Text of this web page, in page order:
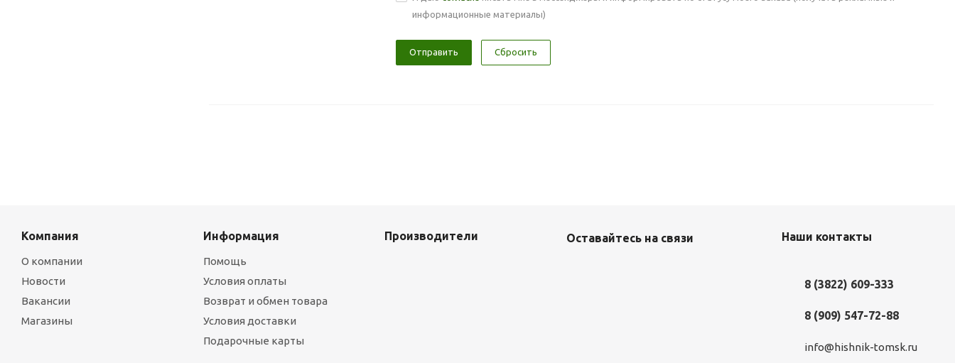
информационные материалы)
Сбросить
Компания
О компании
Новости
Вакансии
Магазины
Информация
Помощь
Условия оплаты
Возврат и обмен товара
Условия доставки
Подарочные карты
Производители Оставайтесь на связи Наши контакты
8 (3822) 609-333
8 (909) 547-72-88
info@hishnik-tomsk.ru